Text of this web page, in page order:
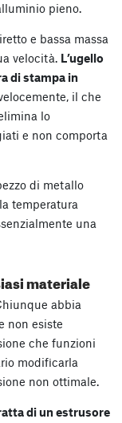
pieno.
e bassa massa
velocità. L’ugello
di stampa in
il che
lo
e non comporta
di metallo
temperatura
una
materiale
abbia
non esiste
che funzioni
modificarla
non ottimale.
di un estrusore